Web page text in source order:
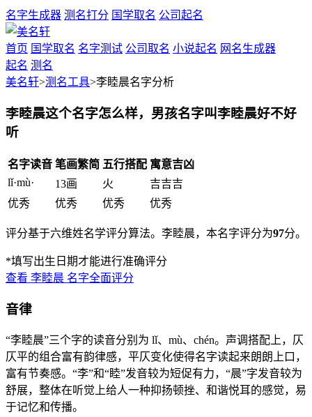
名字生成器 测名打分 国学取名 公司起名
首页 国学取名 名字测试 公司取名 小说起名 网名生成器
起名 测名
美名轩>测名工具>李睦晨名字分析
李睦晨这个名字怎么样，男孩名字叫李睦晨好不好
听
名字读音 笔画繁简 五行搭配 寓意吉凶
lǐ·mù·
13画 火 吉吉吉
优秀
优秀 优秀 优秀
评分基于六维姓名学评分算法。李睦晨，本名字评分为97分。
*填写出生日期才能进行准确评分
查看 李睦晨 名字全面评分
音律
“李睦晨”三个字的读音分别为 lǐ、mù、chén。声调搭配上，仄
仄平的组合富有韵律感，平仄变化使得名字读起来朗朗上口，
富有节奏感。“李”和“睦”发音较为短促有力，“晨”字发音较为
舒展，整体在听觉上给人一种抑扬顿挫、和谐悦耳的感觉，易
于记忆和传播。